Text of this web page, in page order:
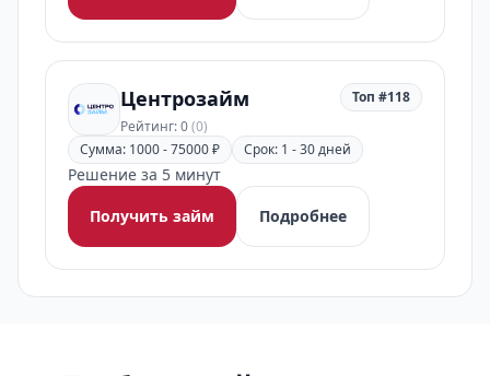
Центрозайм
Рейтинг: 0(0)
Топ #118
Сумма: 1000 - 75000 ₽ Срок: 1 - 30 дней
Решение за 5 минут
Получить займ
Подробнее